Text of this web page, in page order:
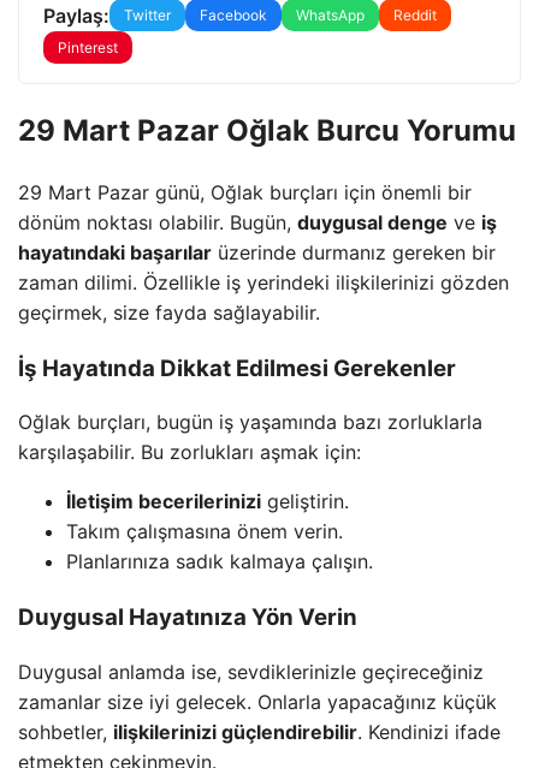
Paylaş: Twitter Facebook WhatsApp
Reddit
Pinterest
29 Mart Pazar Oğlak Burcu Yorumu
29 Mart Pazar günü, Oğlak burçları için önemli bir
dönüm noktası olabilir. Bugün, duygusal denge ve iş
hayatındaki başarılar üzerinde durmanız gereken bir
zaman dilimi. Özellikle iş yerindeki ilişkilerinizi gözden
geçirmek, size fayda sağlayabilir.
İş Hayatında Dikkat Edilmesi Gerekenler
Oğlak burçları, bugün iş yaşamında bazı zorluklarla
karşılaşabilir. Bu zorlukları aşmak için:
İletişim becerilerinizi geliştirin.
Takım çalışmasına önem verin.
Planlarınıza sadık kalmaya çalışın.
Duygusal Hayatınıza Yön Verin
Duygusal anlamda ise, sevdiklerinizle geçireceğiniz
zamanlar size iyi gelecek. Onlarla yapacağınız küçük
sohbetler, ilişkilerinizi güçlendirebilir. Kendinizi ifade
etmekten çekinmeyin.